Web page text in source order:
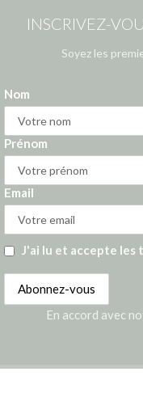
INSCRIVEZ-
Soyez les
Nom
Prénom
Email
J'ai lu et accepte
En accord avec